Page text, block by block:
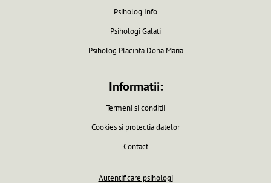
Psiholog Info
Psihologi Galati
Psiholog Placinta Dona Maria
Informatii:
Termeni si conditii
Cookies si protectia datelor
Contact
Autentificare psihologi